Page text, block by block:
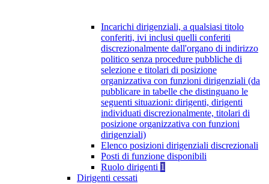
Incarichi dirigenziali, a qualsiasi titolo
conferiti, ivi inclusi quelli conferiti
discrezionalmente dall'organo di indirizzo
politico senza procedure pubbliche di
selezione e titolari di posizione
organizzativa con funzioni dirigenziali (da
pubblicare in tabelle che distinguano le
seguenti situazioni: dirigenti, dirigenti
individuati discrezionalmente, titolari di
posizione organizzativa con funzioni
dirigenziali)
Elenco posizioni dirigenziali discrezionali
Posti di funzione disponibili
Ruolo dirigenti 1
Dirigenti cessati